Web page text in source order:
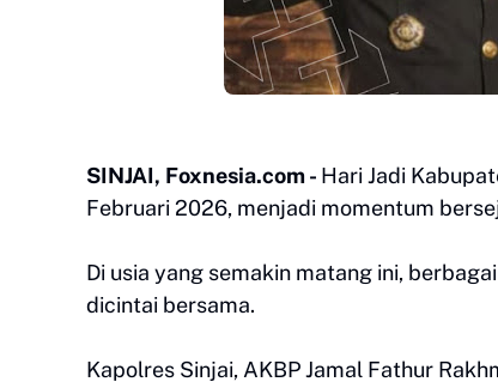
SINJAI, Foxnesia.com - Hari Jadi
Februari 2026, menjadi momentum
Di usia yang semakin matang ini,
dicintai bersama.
Kapolres Sinjai, AKBP Jamal Fathur